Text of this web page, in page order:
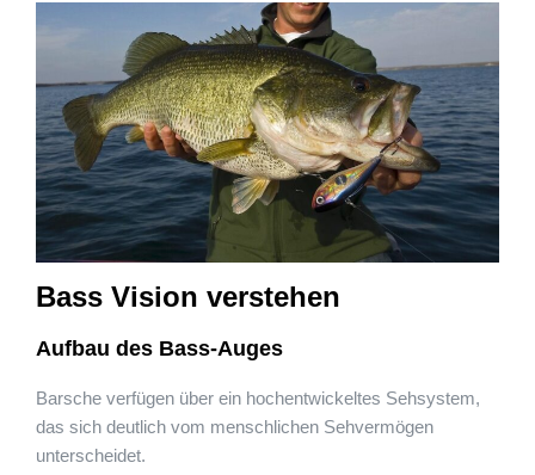
Bass Vision verstehen
Aufbau des Bass-Auges
Barsche verfügen über ein hochentwickeltes Sehsystem,
das sich deutlich vom menschlichen Sehvermögen
unterscheidet.